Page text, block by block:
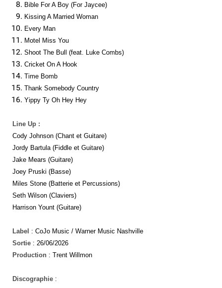
Bible For A Boy (For Jaycee)
Kissing A Married Woman
Every Man
Motel Miss You
Shoot The Bull (feat. Luke Combs)
Cricket On A Hook
Time Bomb
Thank Somebody Country
Yippy Ty Oh Hey Hey
Line Up :
Cody Johnson (Chant et Guitare)
Jordy Bartula (Fiddle et Guitare)
Jake Mears (Guitare)
Joey Pruski (Basse)
Miles Stone (Batterie et Percussions)
Seth Wilson (Claviers)
Harrison Yount (Guitare)
Label : CoJo Music / Warner Music Nashville
Sortie : 26/06/2026
Production : Trent Willmon
Discographie :